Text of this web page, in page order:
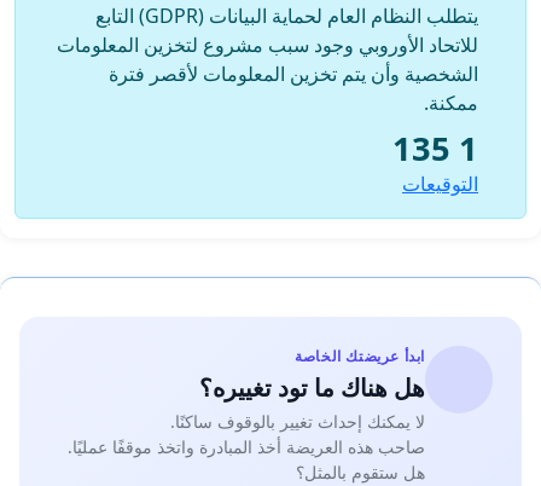
يتطلب النظام العام لحماية البيانات (GDPR) التابع
للاتحاد الأوروبي وجود سبب مشروع لتخزين المعلومات
الشخصية وأن يتم تخزين المعلومات لأقصر فترة
ممكنة.
1 135
التوقيعات
ابدأ عريضتك الخاصة
هل هناك ما تود تغييره؟
لا يمكنك إحداث تغيير بالوقوف ساكنًا.
صاحب هذه العريضة أخذ المبادرة واتخذ موقفًا عمليًا.
هل ستقوم بالمثل؟